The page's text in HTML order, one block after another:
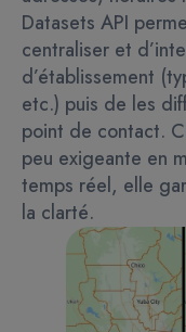
Datasets API
centraliser et
d’établissement
etc.) puis de les
point de contact.
peu exigeante en
temps réel, elle
la clarté.